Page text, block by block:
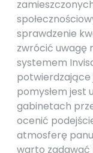
sprawdzenie
zwrócić uwagę
systemem
potwierdzające
pomysłem jest
gabinetach
ocenić
atmosferę
warto